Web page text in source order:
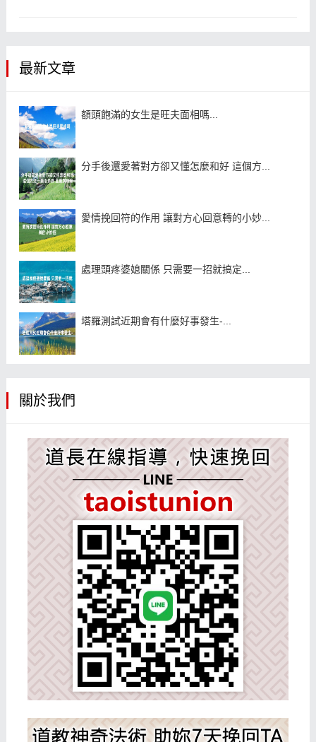
最新文章
額頭飽滿的女生是旺夫面相嗎...
分手後還愛著對方卻又懂怎麼和好 這個方...
愛情挽回符的作用 讓對方心回意轉的小妙...
處理頭疼婆媳關係 只需要一招就搞定...
塔羅測試近期會有什麼好事發生-...
關於我們